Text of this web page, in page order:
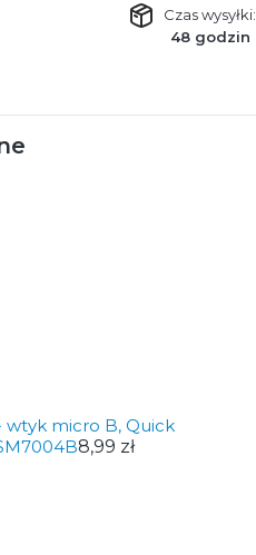
Czas wysyłki:
48 godzin
wtyk micro B, Quick
8,99 zł